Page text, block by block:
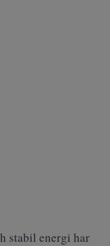
stabil energi har